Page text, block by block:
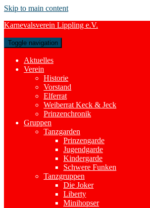
Skip to main content
Karnevalsverein Lippling e.V.
Toggle navigation
Aktuelles
Verein
Historie
Vorstand
Elferrat
Weiberrat Keck & Jeck
Prinzenchronik
Gruppen
Tanzgarden
Prinzengarde
Jugendgarde
Kindergarde
Schwere Funken
Tanzgruppen
Die Joker
Liberty
Minihopser